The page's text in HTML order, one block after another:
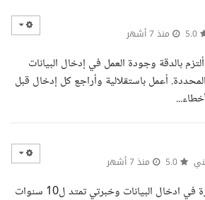
منذ 7 أشهر
بالدقة وجودة العمل في إدخال البيانات
أعمل باستقلالية وأراجع كل إدخال قبل
منذ 7 أشهر
حياك الله اسمي لينة خبيرة في ادخال البيانات وخبرتي تمتد ل10 سنوات